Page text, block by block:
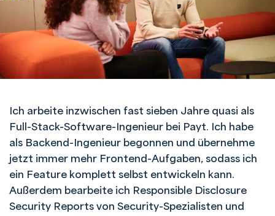
Ich arbeite inzwischen fast sieben Jahre quasi als
Full-Stack-Software-Ingenieur bei Payt. Ich habe
als Backend-Ingenieur begonnen und übernehme
jetzt immer mehr Frontend-Aufgaben, sodass ich
ein Feature komplett selbst entwickeln kann.
Außerdem bearbeite ich Responsible Disclosure
Security Reports von Security-Spezialisten und